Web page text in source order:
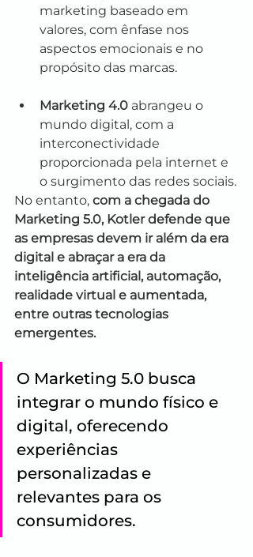
marketing baseado em
valores, com ênfase nos
aspectos emocionais e no
propósito das marcas.
Marketing 4.0 abrangeu o
mundo digital, com a
interconectividade
proporcionada pela internet e
o surgimento das redes sociais.
No entanto, com a chegada do
Marketing 5.0, Kotler defende que
as empresas devem ir além da era
digital e abraçar a era da
inteligência artificial, automação,
realidade virtual e aumentada,
entre outras tecnologias
emergentes.
O Marketing 5.0 busca
integrar o mundo físico e
digital, oferecendo
experiências
personalizadas e
relevantes para os
consumidores.